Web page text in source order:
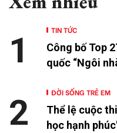
TIN TỨC
Công bố Top
quốc “Ngôi
1
ĐỜI SỐNG TRẺ EM
Thể lệ cuộc
học hạnh
2